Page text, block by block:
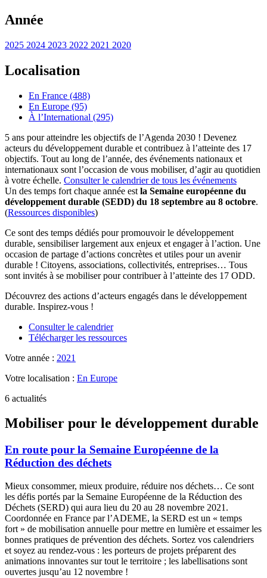
Année
2025 2024 2023 2022 2021 2020
Localisation
En France (488)
En Europe (95)
À l’International (295)
5 ans pour atteindre les objectifs de l’Agenda 2030 ! Devenez
acteurs du développement durable et contribuez à l’atteinte des 17
objectifs. Tout au long de l’année, des événements nationaux et
internationaux sont l’occasion de vous mobiliser, d’agir au quotidien
à votre échelle. Consulter le calendrier de tous les événements
Un des temps fort chaque année est la Semaine européenne du
développement durable (SEDD) du 18 septembre au 8 octobre.
(Ressources disponibles)
Ce sont des temps dédiés pour promouvoir le développement
durable, sensibiliser largement aux enjeux et engager à l’action. Une
occasion de partage d’actions concrètes et utiles pour un avenir
durable ! Citoyens, associations, collectivités, entreprises… Tous
sont invités à se mobiliser pour contribuer à l’atteinte des 17 ODD.
Découvrez des actions d’acteurs engagés dans le développement
durable. Inspirez-vous !
Consulter le calendrier
Télécharger les ressources
Votre année : 2021
Votre localisation : En Europe
6 actualités
Mobiliser pour le développement durable
En route pour la Semaine Européenne de la
Réduction des déchets
Mieux consommer, mieux produire, réduire nos déchets… Ce sont
les défis portés par la Semaine Européenne de la Réduction des
Déchets (SERD) qui aura lieu du 20 au 28 novembre 2021.
Coordonnée en France par l’ADEME, la SERD est un « temps
fort » de mobilisation annuelle pour mettre en lumière et essaimer les
bonnes pratiques de prévention des déchets. Sortez vos calendriers
et soyez au rendez-vous : les porteurs de projets préparent des
animations innovantes sur tout le territoire ; les labellisations sont
ouvertes jusqu’au 12 novembre !